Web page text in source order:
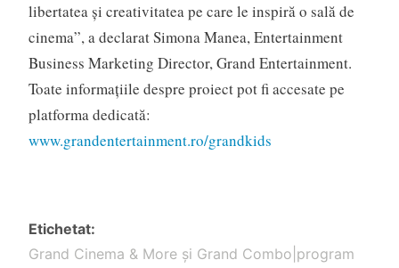
libertatea și creativitatea pe care le inspiră o sală de
cinema”, a declarat Simona Manea, Entertainment
Business Marketing Director, Grand Entertainment.
Toate informațiile despre proiect pot fi accesate pe
platforma dedicată:
www.grandentertainment.ro/grandkids
Etichetat
Grand Cinema & More și Grand Combo|program